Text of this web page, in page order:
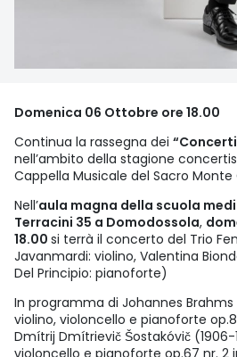
Domenica 06 Ottobre ore 18.00
Continua la rassegna dei
nell’ambito della stagione
Cappella Musicale del Sacro Monte
Nell’aula magna della scuola
Terracini 35 a Domodossola,
18.00 si terrà il concerto del Trio
Javanmardi: violino, Valentina
Del Principio: pianoforte)
In programma di Johannes Brahms
violino, violoncello e pianoforte
Dmítrij Dmítrievič Šostakóvič (1906-
violoncello e pianoforte op.67 nr. 2